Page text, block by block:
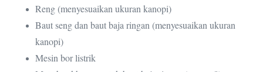
Reng (menyesuaikan ukuran kanopi)
Baut seng dan baut baja ringan (menyesuaikan ukuran
kanopi)
Mesin bor listrik